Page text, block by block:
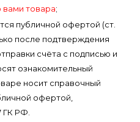
вами товара;
публичной офертой (ст.
после подтверждения
счёта с подписью и
ознакомительный
носит справочный
офертой,
ГК РФ.